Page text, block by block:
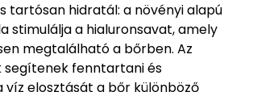
tartósan hidratál: a növényi alapú
stimulálja a hialuronsavat, amely
megtalálható a bőrben. Az
segítenek fenntartani és
víz elosztását a bőr különböző